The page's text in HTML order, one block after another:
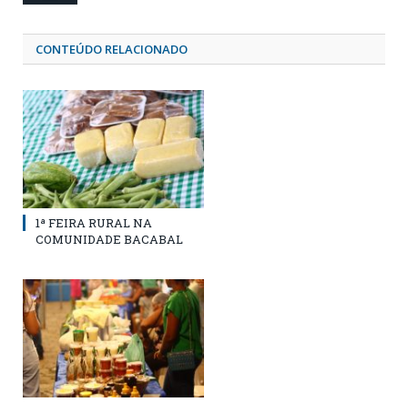
CONTEÚDO RELACIONADO
1ª FEIRA RURAL NA
COMUNIDADE BACABAL